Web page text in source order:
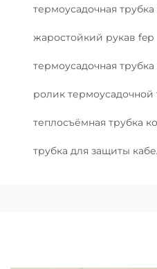
термоусадочная
жаростойкий рукав fep
термоусадочная трубка
ролик термоусадочной
теплосъёмная трубка
трубка для защиты